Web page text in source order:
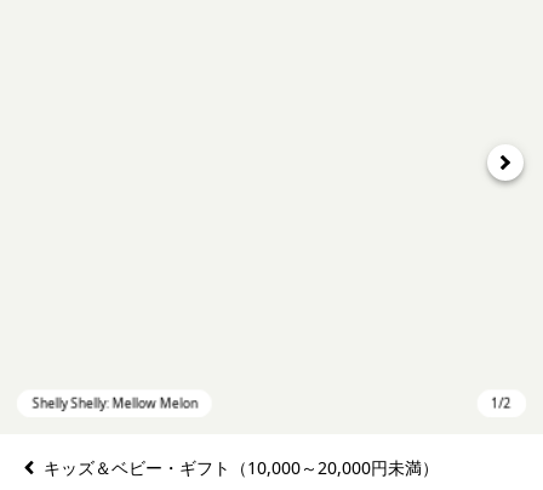
次へ
キッズ＆ベビー・ギフト（10,000～20,000円未満）